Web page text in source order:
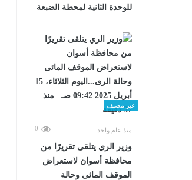
للوحدة الثانية لمحطة الضبعة
غير مصنف
منذ عام واحد 0
وزير الري يتلقى تقريرًا من
محافظة أسوان لاستعراض
الموقف المائى وحالة